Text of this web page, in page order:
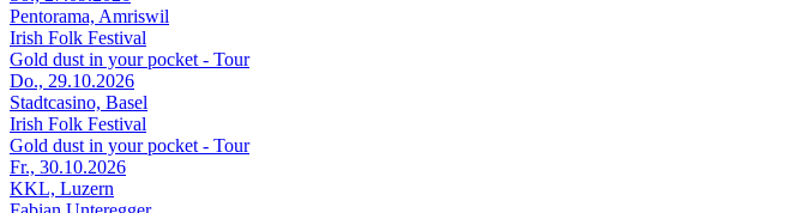
Pentorama, Amriswil
Irish Folk Festival
Gold dust in your pocket - Tour
Do., 29.10.2026
Stadtcasino, Basel
Irish Folk Festival
Gold dust in your pocket - Tour
Fr., 30.10.2026
KKL, Luzern